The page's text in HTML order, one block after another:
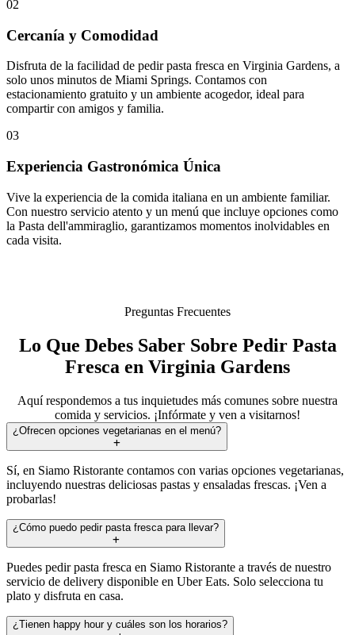
02
Cercanía y Comodidad
Disfruta de la facilidad de pedir pasta fresca en Virginia Gardens, a
solo unos minutos de Miami Springs. Contamos con
estacionamiento gratuito y un ambiente acogedor, ideal para
compartir con amigos y familia.
03
Experiencia Gastronómica Única
Vive la experiencia de la comida italiana en un ambiente familiar.
Con nuestro servicio atento y un menú que incluye opciones como
la Pasta dell'ammiraglio, garantizamos momentos inolvidables en
cada visita.
Preguntas Frecuentes
Lo Que Debes Saber Sobre Pedir Pasta
Fresca en Virginia Gardens
Aquí respondemos a tus inquietudes más comunes sobre nuestra
comida y servicios. ¡Infórmate y ven a visitarnos!
¿Ofrecen opciones vegetarianas en el menú?
Sí, en Siamo Ristorante contamos con varias opciones vegetarianas,
incluyendo nuestras deliciosas pastas y ensaladas frescas. ¡Ven a
probarlas!
¿Cómo puedo pedir pasta fresca para llevar?
Puedes pedir pasta fresca en Siamo Ristorante a través de nuestro
servicio de delivery disponible en Uber Eats. Solo selecciona tu
plato y disfruta en casa.
¿Tienen happy hour y cuáles son los horarios?